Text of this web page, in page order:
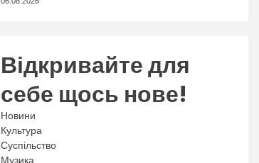
Відкривайте для
себе щось нове!
Новини
Культура
Суспільство
Музика